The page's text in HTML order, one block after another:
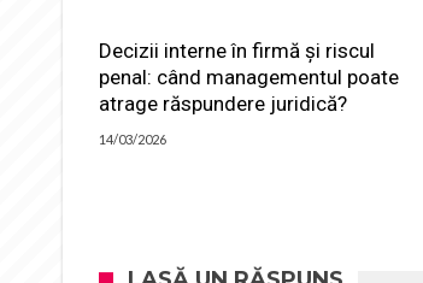
Decizii interne în firmă și riscul
penal: când managementul poate
atrage răspundere juridică?
14/03/2026